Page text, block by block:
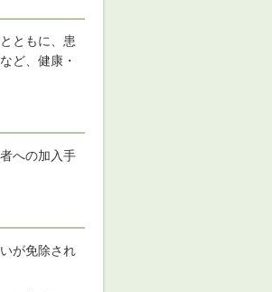
ともに、患
ど、健康・
への加入手
が免除され